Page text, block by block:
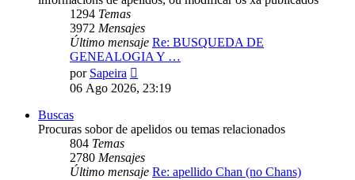
1294 Temas
3972 Mensajes
Último mensaje Re: BUSQUEDA DE
GENEALOGIA Y …
por Sapeira
último
06 Ago 2026, 23:19
Buscas
Procuras sobor de apelidos ou temas relacionados
804 Temas
2780 Mensajes
Último mensaje Re: apellido Chan (no Chans)